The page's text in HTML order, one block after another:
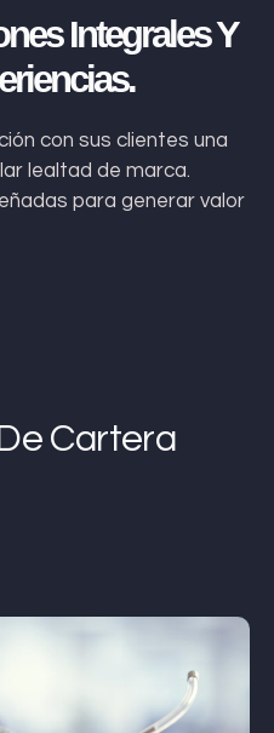
Integrales Y
con sus clientes una
lealtad de marca.
para generar valor
Cartera